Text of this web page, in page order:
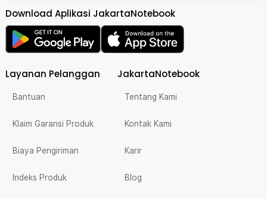
Download Aplikasi JakartaNotebook
Layanan Pelanggan
Bantuan
Klaim Garansi Produk
Biaya Pengiriman
Indeks Produk
JakartaNotebook
Tentang Kami
Kontak Kami
Karir
Blog